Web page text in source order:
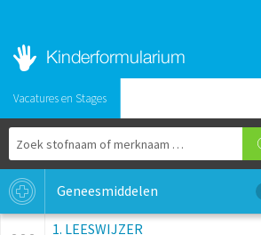
Vacatures en Stages
Geneesmiddelen
1. LEESWIJZER